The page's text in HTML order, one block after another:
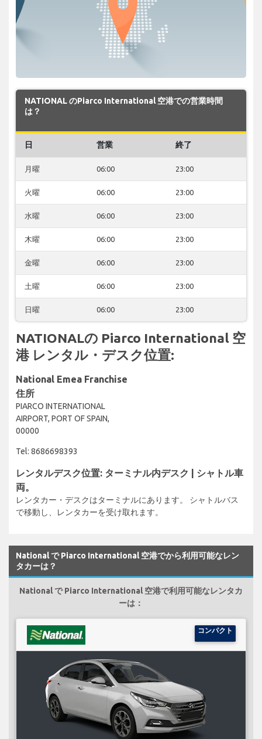
NATIONAL のPiarco International 空港での営業時間
は？
日 営業 終了
月曜 06:00 23:00
火曜 06:00 23:00
水曜 06:00 23:00
木曜 06:00 23:00
金曜 06:00 23:00
土曜 06:00 23:00
日曜 06:00 23:00
NATIONALの Piarco International 空
港 レンタル・デスク位置:
National Emea Franchise
住所
PIARCO INTERNATIONAL
AIRPORT, PORT OF SPAIN,
00000
Tel: 8686698393
レンタルデスク位置: ターミナル内デスク | シャトル車
両。
レンタカー・デスクはターミナルにあります。 シャトルバス
で移動し、レンタカーを受け取れます。
National で Piarco International 空港でから利用可能なレン
タカーは？
National で Piarco International 空港で利用可能なレンタカ
ーは：
コンパクト